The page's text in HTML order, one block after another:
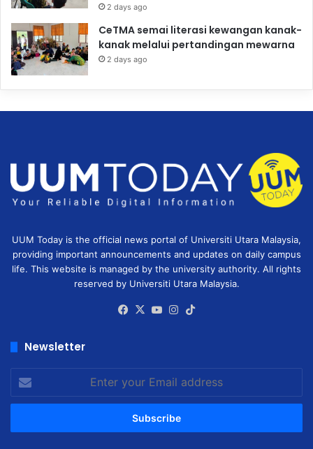
2 days ago
CeTMA semai literasi kewangan kanak-
kanak melalui pertandingan mewarna
2 days ago
UUM Today is the official news portal of Universiti Utara Malaysia,
providing important announcements and updates on daily campus
life. This website is managed by the university authority. All rights
reserved by Universiti Utara Malaysia.
Facebook
X YouTubeInstagram
Newsletter
your
Email